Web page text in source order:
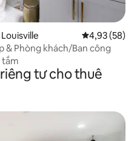
Xếp hạng
4,93 (58)
& Phòng khách/Ban công
tắm
tư cho thuê